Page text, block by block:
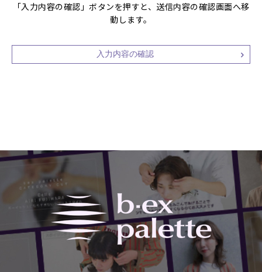
「入力内容の確認」ボタンを押すと、送信内容の確認画面へ移
動します。
入力内容の確認